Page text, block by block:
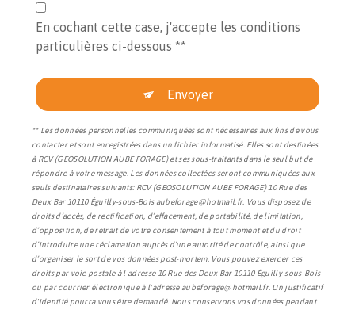
En cochant cette case, j'accepte les conditions
particulières ci-dessous **
Envoyer
** Les données personnelles communiquées sont nécessaires aux fins de vous
contacter et sont enregistrées dans un fichier informatisé. Elles sont destinées
à RCV (GEOSOLUTION AUBE FORAGE) et ses sous-traitants dans le seul but de
répondre à votre message. Les données collectées seront communiquées aux
seuls destinataires suivants: RCV (GEOSOLUTION AUBE FORAGE) 10 Rue des
Deux Bar 10110 Éguilly-sous-Bois aubeforage@hotmail.fr. Vous disposez de
droits d’accès, de rectification, d’effacement, de portabilité, de limitation,
d’opposition, de retrait de votre consentement à tout moment et du droit
d’introduire une réclamation auprès d’une autorité de contrôle, ainsi que
d’organiser le sort de vos données post-mortem. Vous pouvez exercer ces
droits par voie postale à l'adresse 10 Rue des Deux Bar 10110 Éguilly-sous-Bois
ou par courrier électronique à l'adresse aubeforage@hotmail.fr. Un justificatif
d'identité pourra vous être demandé. Nous conservons vos données pendant